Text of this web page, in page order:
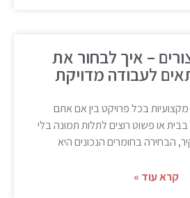
– איך לבחור את
לעבודה מדויקת
בכל פרויקט בין אם אתם
או פשוט רוצים לתלות תמונה בלי
הבחירה בחומרים הנכונים היא
קרא עוד »